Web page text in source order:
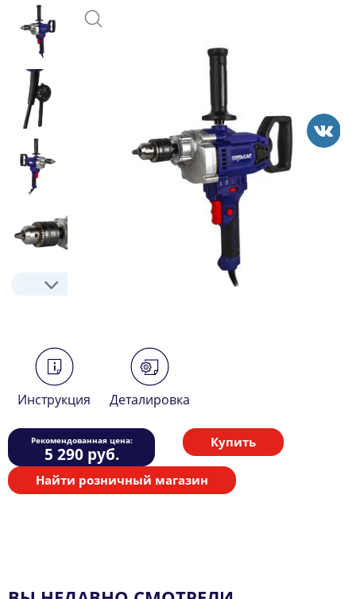
Инструкция Деталировка
Рекомендованная цена:
5 290 руб.
Купить
Найти розничный магазин